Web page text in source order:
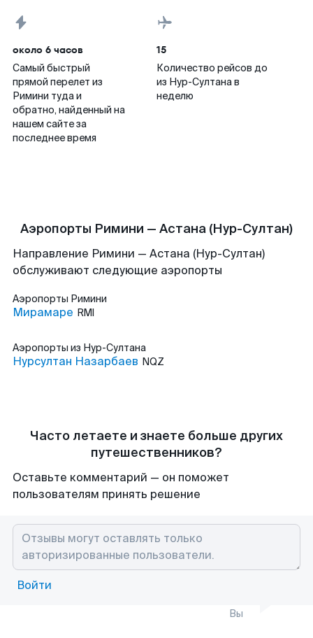
около 6 часов
Самый быстрый
прямой перелет из
Римини туда и
обратно, найденный на
нашем сайте за
последнее время
15
Количество рейсов до
из Нур-Султана в
неделю
Аэропорты Римини — Астана (Нур-Султан)
Направление Римини — Астана (Нур-Султан)
обслуживают следующие аэропорты
Аэропорты Римини
Мирамаре RMI
Аэропорты из Нур-Султана
Нурсултан Назарбаев NQZ
Часто летаете и знаете больше других
путешественников?
Оставьте комментарий — он поможет
пользователям принять решение
Войти
Вы